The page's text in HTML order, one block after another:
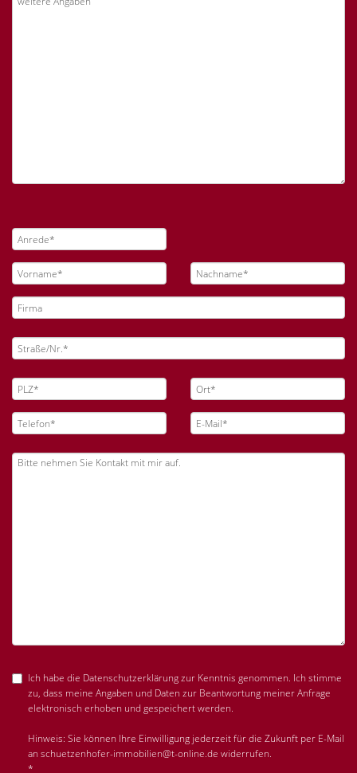
Ich habe die Datenschutzerklärung zur Kenntnis genommen. Ich stimme
zu, dass meine Angaben und Daten zur Beantwortung meiner Anfrage
elektronisch erhoben und gespeichert werden.
Hinweis: Sie können Ihre Einwilligung jederzeit für die Zukunft per E-Mail
an schuetzenhofer-immobilien@t-online.de widerrufen.
*